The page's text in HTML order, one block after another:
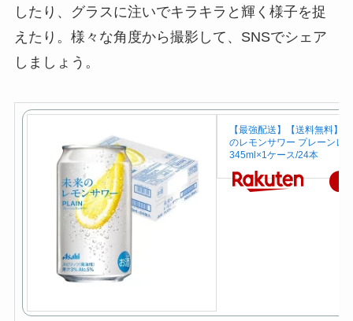
したり、グラスに注いでキラキラと輝く様子を捉
えたり。様々な角度から撮影して、SNSでシェア
しましょう。
【最強配送】【送料無料】
のレモンサワー プレーンレ
345ml×1ケース/24本